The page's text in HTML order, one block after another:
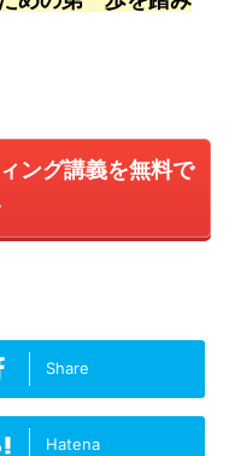
ング講義を無料で
Share
Hatena